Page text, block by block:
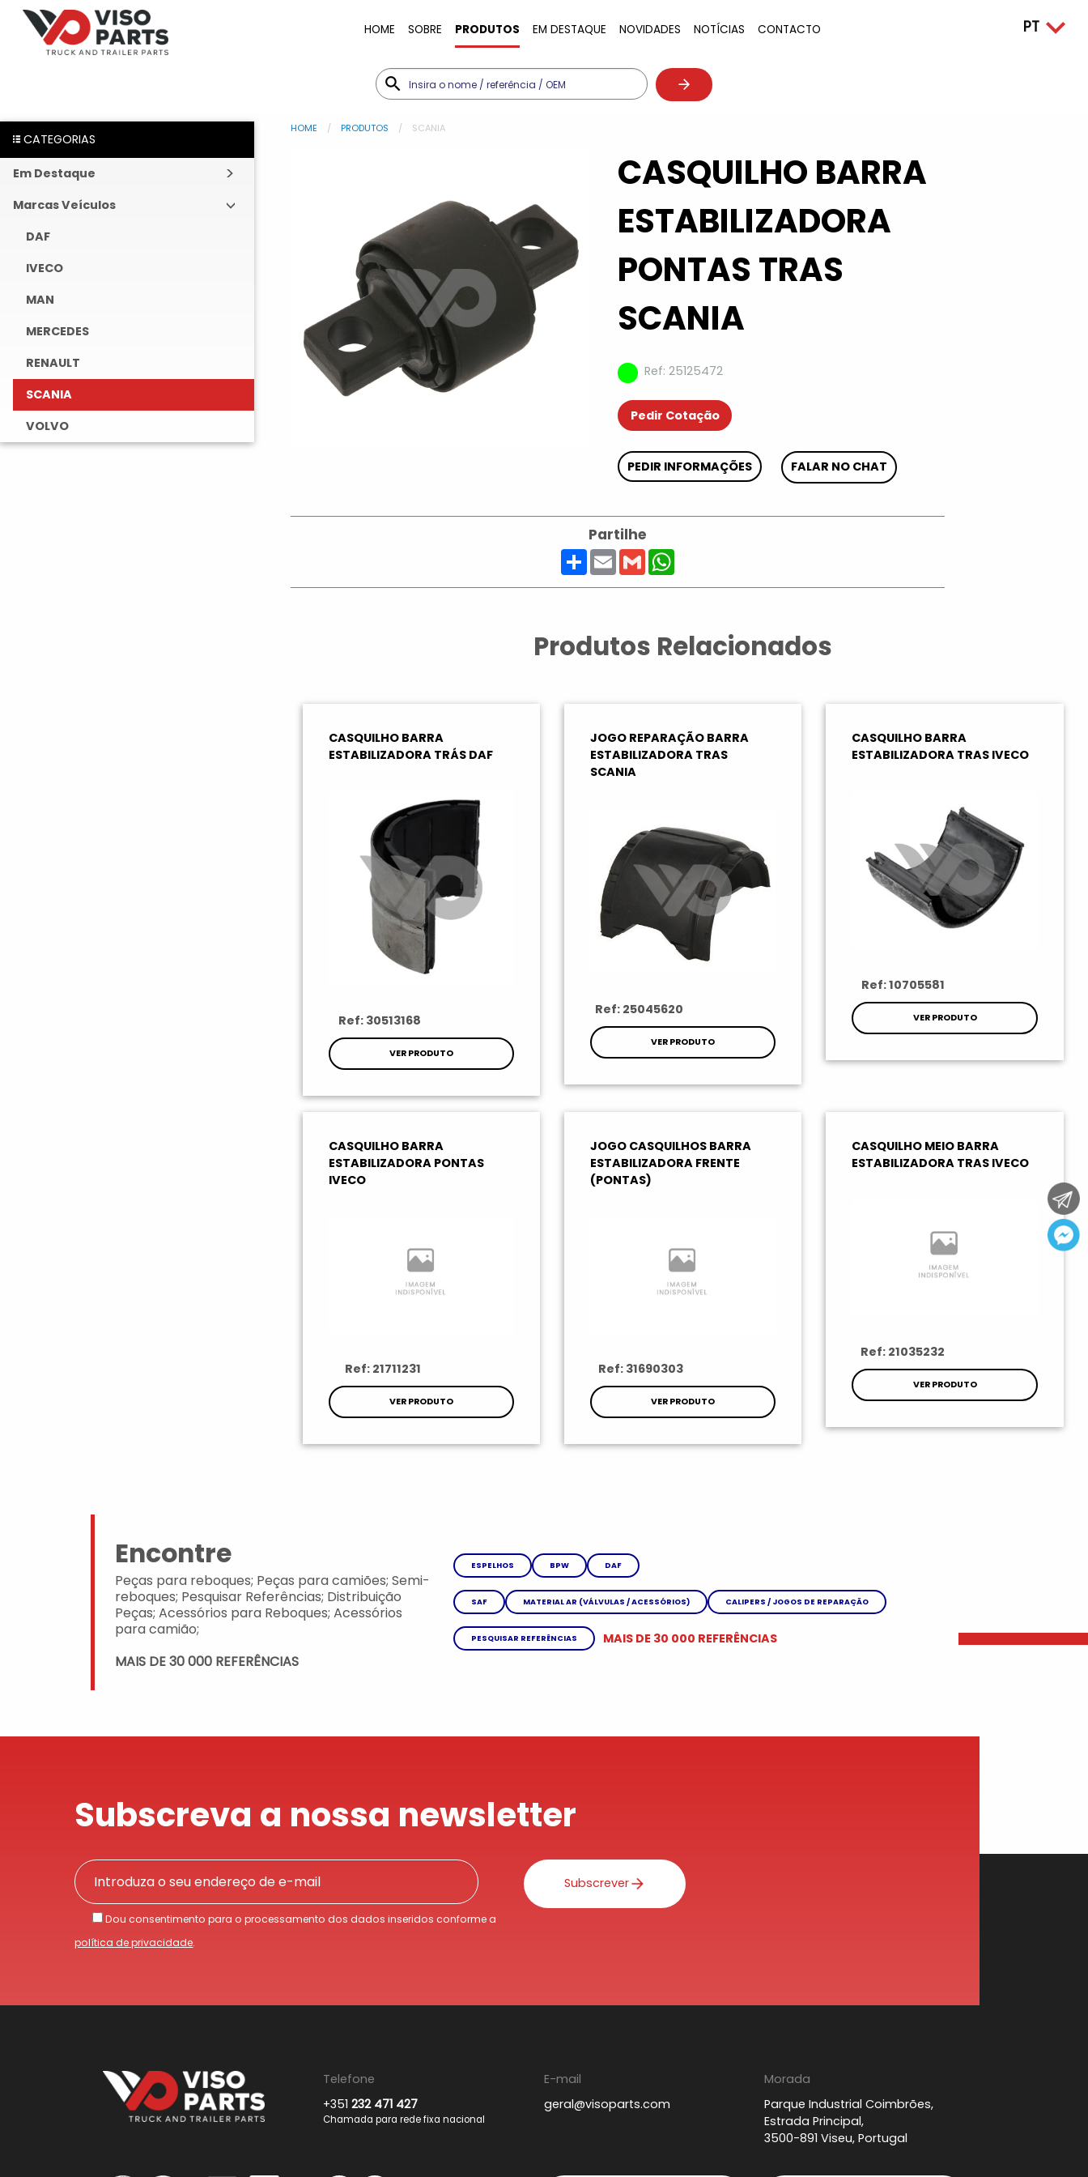
HOME SOBRE PRODUTOS EM DESTAQUE NOVIDADES NOTÍCIAS CONTACTO
CATEGORIAS
Em Destaque
Marcas Veículos
DAF
IVECO
MAN
MERCEDES
RENAULT
SCANIA
VOLVO
HOME PRODUTOS SCANIA
CASQUILHO BARRA
ESTABILIZADORA
PONTAS TRAS
SCANIA
Ref: 25125472
Pedir Cotação
PEDIR INFORMAÇÕES FALAR NO CHAT
Partilhe
ShareEmailGmailWhatsApp
Produtos Relacionados
CASQUILHO BARRA
ESTABILIZADORA TRÁS DAF
Ref: 30513168
VER PRODUTO
JOGO REPARAÇÃO BARRA
ESTABILIZADORA TRAS
SCANIA
Ref: 25045620
VER PRODUTO
CASQUILHO BARRA
ESTABILIZADORA TRAS IVECO
Ref: 10705581
VER PRODUTO
CASQUILHO BARRA
ESTABILIZADORA PONTAS
IVECO
Ref: 21711231
VER PRODUTO
JOGO CASQUILHOS BARRA
ESTABILIZADORA FRENTE
(PONTAS)
Ref: 31690303
VER PRODUTO
CASQUILHO MEIO BARRA
ESTABILIZADORA TRAS IVECO
Ref: 21035232
VER PRODUTO
Encontre
Peças para reboques; Peças para camiões; Semi-
reboques; Pesquisar Referências; Distribuição
Peças; Acessórios para Reboques; Acessórios
para camião;
MAIS DE 30 000 REFERÊNCIAS
ESPELHOS BPW DAF
SAF MATERIAL AR (VÁLVULAS / ACESSÓRIOS) CALIPERS / JOGOS DE REPARAÇÃO
PESQUISAR REFERÊNCIAS MAIS DE 30 000 REFERÊNCIAS
Subscreva a nossa newsletter
Dou consentimento para o processamento dos dados inseridos conforme a
política de privacidade.
Subscrever
Telefone
+351232 471 427
Chamada para rede fixa nacional
E-mail
geral@visoparts.com
Morada
Parque Industrial Coimbrões,
Estrada Principal,
3500-891 Viseu, Portugal